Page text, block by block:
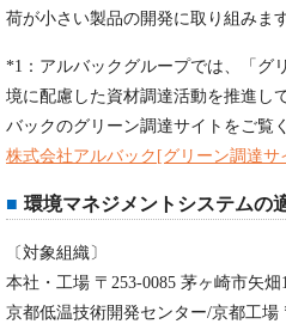
荷が小さい製品の開発に取り組みます
*1：アルバックグループでは、「グ
境に配慮した資材調達活動を推進し
バックのグリーン調達サイトをご覧
株式会社アルバック[グリーン調達サ
環境マネジメントシステムの
〔対象組織〕
本社・工場 〒253-0085 茅ヶ崎市矢畑
京都低温技術開発センター/京都工場